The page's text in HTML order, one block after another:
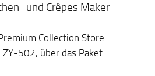
und Crêpes Maker
Collection Store
502, über das Paket